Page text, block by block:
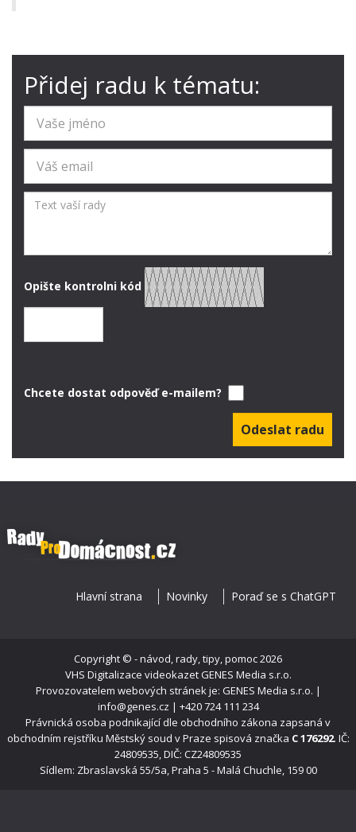
Přidej radu k tématu:
Opište kontrolni kód
Chcete dostat odpověď e-mailem?
Hlavní strana Novinky Poraď se s ChatGPT
Copyright © - návod, rady, tipy, pomoc2026
VHS Digitalizace videokazetGENES Media s.r.o.
Provozovatelem webových stránek je: GENES Media s.r.o. |
info@genes.cz | +420 724 111 234
Právnická osoba podnikající dle obchodního zákona zapsaná v
obchodním rejstříku Městský soud v Praze spisová značka C 176292. IČ:
24809535, DIČ: CZ24809535
Sídlem: Zbraslavská 55/5a, Praha 5 - Malá Chuchle, 159 00